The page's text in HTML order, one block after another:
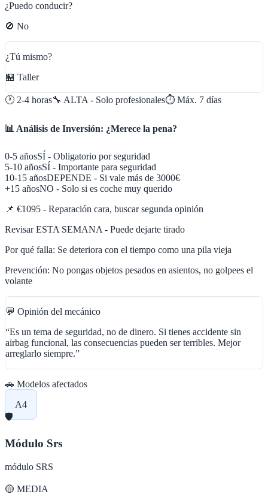
¿Puedo conducir?
🚫 No
¿Tú mismo?
🏪 Taller
🕐 2-4 horas🔧 ALTA - Solo profesionales⏱️ Máx. 7 días
📊 Análisis de Inversión: ¿Merece la pena?
0-5 añosSÍ - Obligatorio por seguridad
5-10 añosSÍ - Importante para seguridad
10-15 añosDEPENDE - Si vale más de 3000€
+15 añosNO - Solo si es coche muy querido
📌 €1095 - Reparación cara, buscar segunda opinión
Revisar ESTA SEMANA - Puede dejarte tirado
Por qué falla: Se deteriora con el tiempo como una pila vieja
Prevención: No pongas objetos pesados en asientos, no golpees el
volante
💬 Opinión del mecánico
“Es un tema de seguridad, no de dinero. Si tienes accidente sin
airbag funcional, las consecuencias pueden ser terribles. Mejor
arreglarlo siempre.”
🚗 Modelos afectados
A4
🛡️
Módulo Srs
módulo SRS
🟡 MEDIA